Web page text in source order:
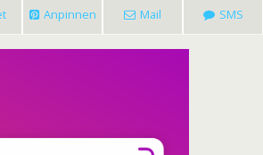
Anpinnen Mail SMS